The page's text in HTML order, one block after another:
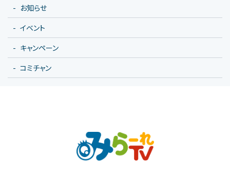
お知らせ
イベント
キャンペーン
コミチャン